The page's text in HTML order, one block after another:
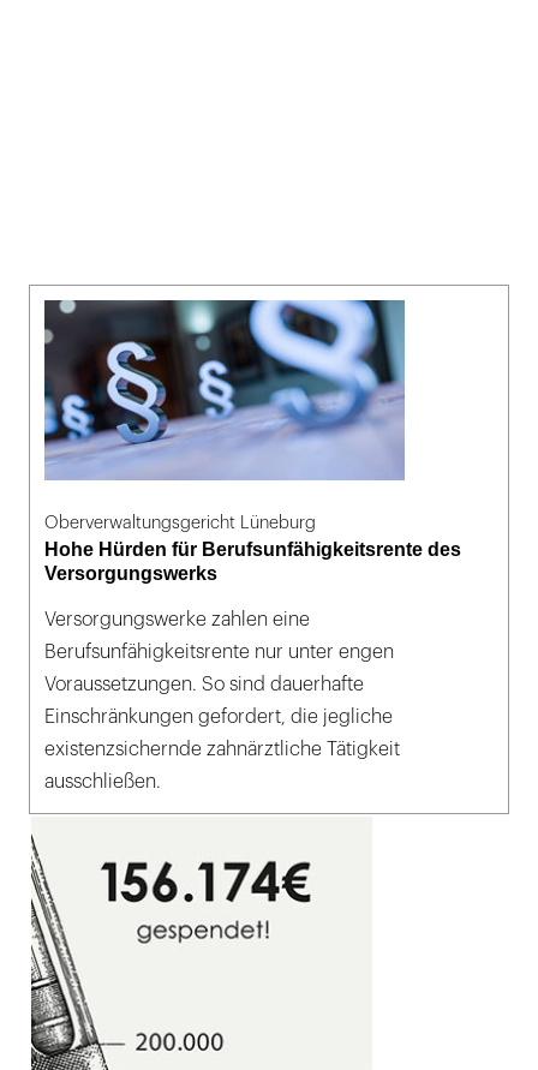
Oberverwaltungsgericht Lüneburg
Hohe Hürden für Berufsunfähigkeitsrente des
Versorgungswerks
Versorgungswerke zahlen eine
Berufsunfähigkeitsrente nur unter engen
Voraussetzungen. So sind dauerhafte
Einschränkungen gefordert, die jegliche
existenzsichernde zahnärztliche Tätigkeit
ausschließen.